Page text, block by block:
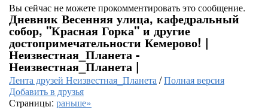
Вы сейчас не можете прокомментировать это сообщение.
Дневник Весенняя улица, кафедральный
собор, "Красная Горка" и другие
достопримечательности Кемерово! |
Неизвестная_Планета -
Неизвестная_Планета |
Лента друзей Неизвестная_Планета/Полная версия
Добавить в друзья
Страницы: раньше»